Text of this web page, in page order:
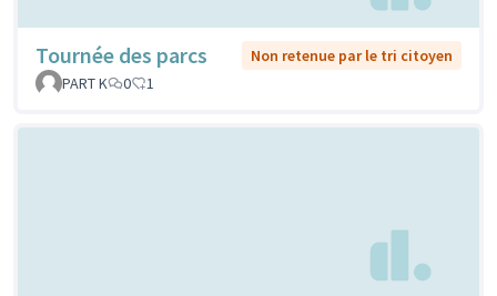
Tournée des parcs
Non retenue par le tri citoyen
PART K
0 1